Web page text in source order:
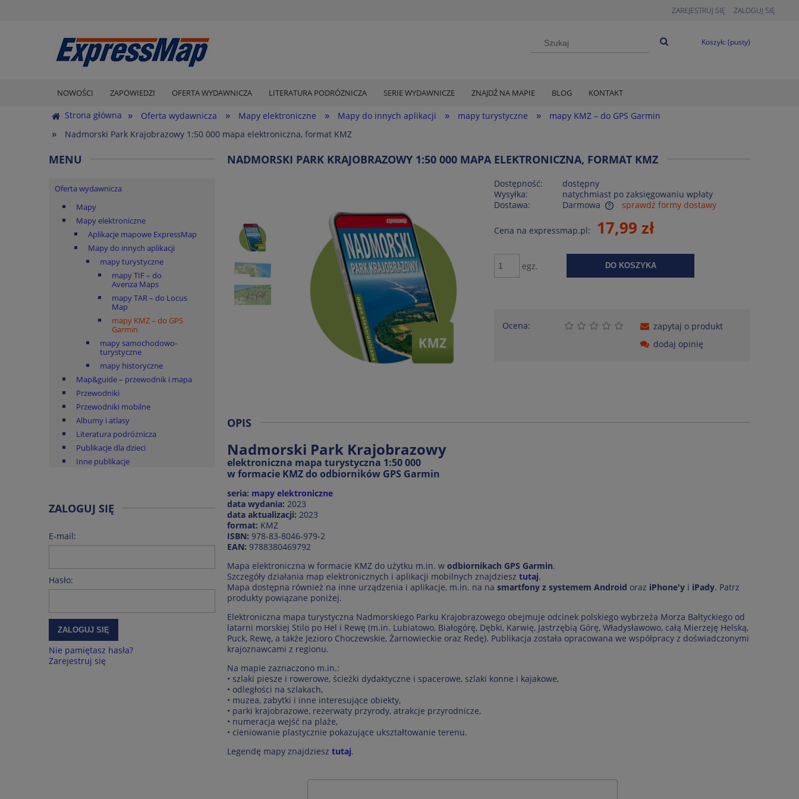
ZAREJESTRUJ SIĘ ZALOGUJ SIĘ
Koszyk: (pusty)
NOWOŚCI ZAPOWIEDZI OFERTA WYDAWNICZA LITERATURA PODRÓŻNICZA SERIE WYDAWNICZE ZNAJDŹ NA MAPIE BLOG KONTAKT
Strona główna » Oferta wydawnicza » Mapy elektroniczne » Mapy do innych aplikacji » mapy turystyczne » mapy KMZ – do GPS Garmin
» Nadmorski Park Krajobrazowy 1:50 000 mapa elektroniczna, format KMZ
MENU
Oferta wydawnicza
Mapy
Mapy elektroniczne
Aplikacje mapowe ExpressMap
Mapy do innych aplikacji
mapy turystyczne
mapy TIF – do
Avenza Maps
mapy TAR – do Locus
Map
mapy KMZ – do GPS
Garmin
mapy samochodowo-
turystyczne
mapy historyczne
Map&guide – przewodnik i mapa
Przewodniki
Przewodniki mobilne
Albumy i atlasy
Literatura podróżnicza
Publikacje dla dzieci
Inne publikacje
ZALOGUJ SIĘ
E-mail:
Hasło:
ZALOGUJ SIĘ
Nie pamiętasz hasła?
Zarejestruj się
NADMORSKI PARK KRAJOBRAZOWY 1:50 000 MAPA ELEKTRONICZNA, FORMAT KMZ
Dostępność:
dostępny
Wysyłka:
natychmiast po zaksięgowaniu wpłaty
Dostawa:
Darmowa
Cena nie zawiera ewentualnych kosztów
sprawdź formy dostawy
Cena na expressmap.pl: 17,99 zł
egz. DO KOSZYKA
Ocena:
zapytaj o produkt
dodaj opinię
OPIS
Nadmorski Park Krajobrazowy
elektroniczna mapa turystyczna 1:50 000
w formacie KMZ do odbiorników GPS Garmin
seria: mapy elektroniczne
data wydania: 2023
data aktualizacji: 2023
format: KMZ
ISBN: 978-83-8046-979-2
EAN: 9788380469792
Mapa elektroniczna w formacie KMZ do użytku m.in. w odbiornikach GPS Garmin.
Szczegóły działania map elektronicznych i aplikacji mobilnych znajdziesz tutaj.
Mapa dostępna również na inne urządzenia i aplikacje, m.in. na na smartfony z systemem Android oraz iPhone'y i iPady. Patrz
produkty powiązane poniżej.
Elektroniczna mapa turystyczna Nadmorskiego Parku Krajobrazowego obejmuje odcinek polskiego wybrzeża Morza Bałtyckiego od
latarni morskiej Stilo po Hel i Rewę (m.in. Lubiatowo, Białogórę, Dębki, Karwię, Jastrzębią Górę, Władysławowo, całą Mierzeję Helską,
Puck, Rewę, a także Jezioro Choczewskie, Żarnowieckie oraz Redę). Publikacja została opracowana we współpracy z doświadczonymi
krajoznawcami z regionu.
Na mapie zaznaczono m.in.:
• szlaki piesze i rowerowe, ścieżki dydaktyczne i spacerowe, szlaki konne i kajakowe,
• odległości na szlakach,
• muzea, zabytki i inne interesujące obiekty,
• parki krajobrazowe, rezerwaty przyrody, atrakcje przyrodnicze,
• numeracja wejść na plaże,
• cieniowanie plastycznie pokazujące ukształtowanie terenu.
Legendę mapy znajdziesz tutaj.